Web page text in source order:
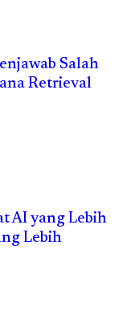
Salah
Retrieval
AI yang Lebih
Lebih